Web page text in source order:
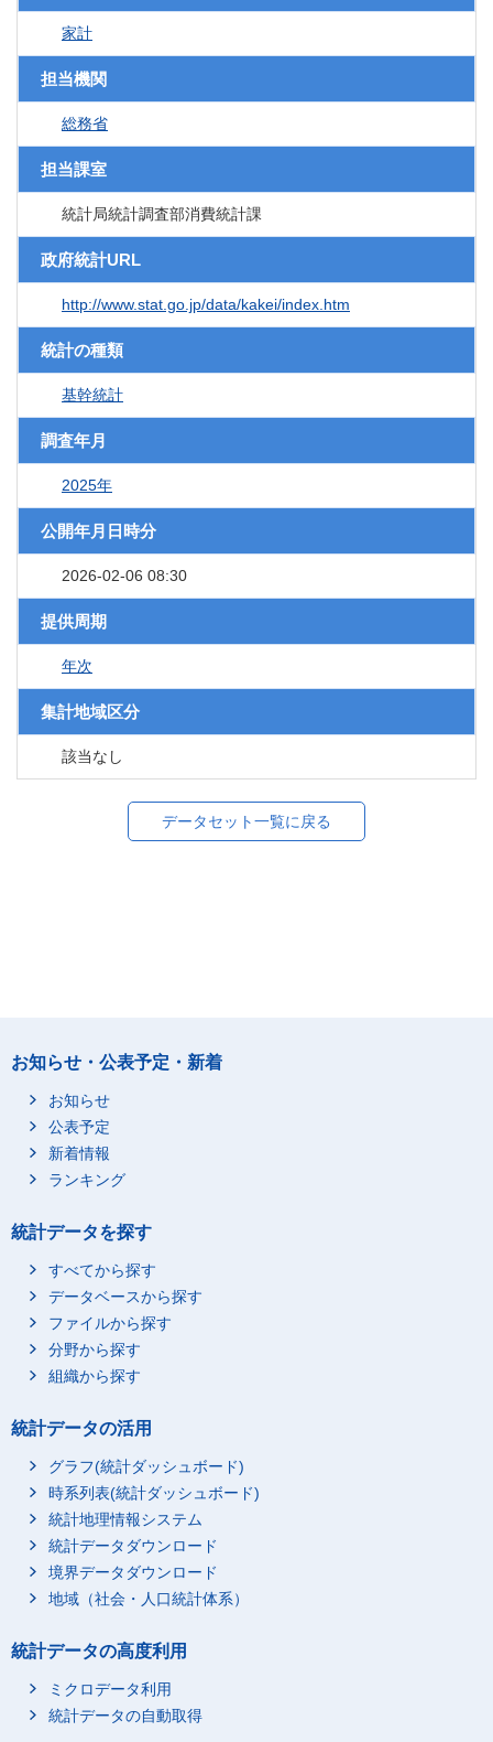
家計
担当機関
総務省
担当課室
統計局統計調査部消費統計課
政府統計URL
http://www.stat.go.jp/data/kakei/index.htm
統計の種類
基幹統計
調査年月
2025年
公開年月日時分
2026-02-06 08:30
提供周期
年次
集計地域区分
該当なし
データセット一覧に戻る
お知らせ・公表予定・新着
お知らせ
公表予定
新着情報
ランキング
統計データを探す
すべてから探す
データベースから探す
ファイルから探す
分野から探す
組織から探す
統計データの活用
グラフ(統計ダッシュボード)
時系列表(統計ダッシュボード)
統計地理情報システム
統計データダウンロード
境界データダウンロード
地域（社会・人口統計体系）
統計データの高度利用
ミクロデータ利用
統計データの自動取得